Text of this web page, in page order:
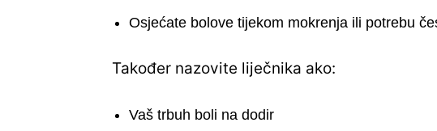
Osjećate bolove tijekom mokrenja ili potrebu
Također nazovite liječnika ako:
Vaš trbuh boli na dodir